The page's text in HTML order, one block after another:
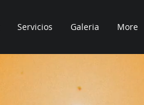
Servicios Galeria More